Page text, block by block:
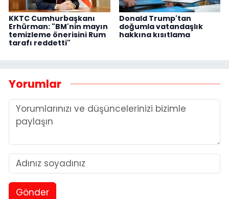
KKTC Cumhurbaşkanı
Erhürman: "BM'nin mayın
temizleme önerisini Rum
tarafı reddetti"
Donald Trump'tan
doğumla vatandaşlık
hakkına kısıtlama
Yorumlar
Gönder